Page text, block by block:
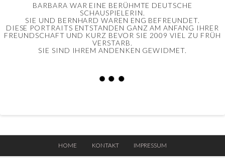
BARBARA WAR EINE BERÜHMTE DEUTSCHE
SCHAUSPIELERIN.
SIE UND BERNHARD WAREN ENG BEFREUNDET.
DIESE PORTRAITS ENTSTANDEN GANZ AM ANFANG IHRER
FREUNDSCHAFT UND KURZ BEVOR SIE 2009 VIEL ZU FRÜH
VERSTARB.
SIE SIND IHREM ANDENKEN GEWIDMET.
HOME KONTAKT IMPRESSUM